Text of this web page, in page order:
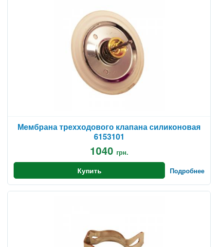
Мембрана трехходового клапана силиконовая
6153101
1040 грн.
Купить Подробнее